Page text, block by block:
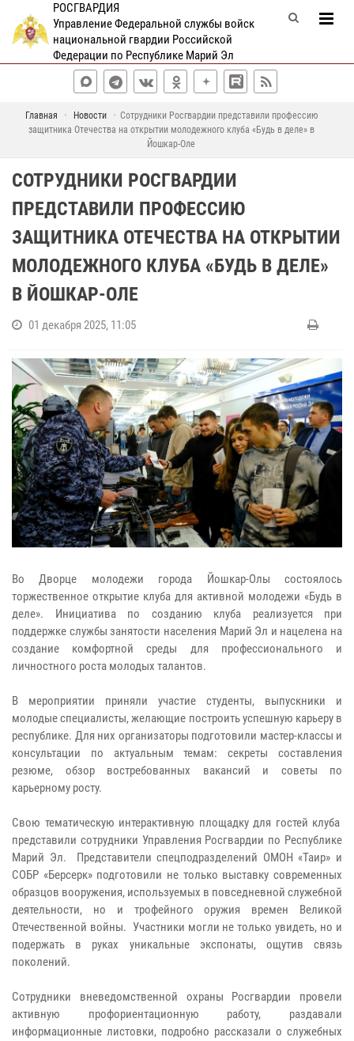
РОСГВАРДИЯ
Управление Федеральной службы войск
национальной гвардии Российской
Федерации по Республике Марий Эл
Главная Новости
Сотрудники Росгвардии представили профессию
защитника Отечества на открытии молодежного клуба «Будь в деле» в
Йошкар-Оле
СОТРУДНИКИ РОСГВАРДИИ
ПРЕДСТАВИЛИ ПРОФЕССИЮ
ЗАЩИТНИКА ОТЕЧЕСТВА НА ОТКРЫТИИ
МОЛОДЕЖНОГО КЛУБА «БУДЬ В ДЕЛЕ»
В ЙОШКАР-ОЛЕ
01 декабря 2025, 11:05
Во Дворце молодежи города Йошкар-Олы состоялось
торжественное открытие клуба для активной молодежи «Будь в
деле». Инициатива по созданию клуба реализуется при
поддержке службы занятости населения Марий Эл и нацелена на
создание комфортной среды для профессионального и
личностного роста молодых талантов.
В мероприятии приняли участие студенты, выпускники и
молодые специалисты, желающие построить успешную карьеру в
республике. Для них организаторы подготовили мастер-классы и
консультации по актуальным темам: секреты составления
резюме, обзор востребованных вакансий и советы по
карьерному росту.
Свою тематическую интерактивную площадку для гостей клуба
представили сотрудники Управления Росгвардии по Республике
Марий Эл. Представители спецподразделений ОМОН «Таир» и
СОБР «Берсерк» подготовили не только выставку современных
образцов вооружения, используемых в повседневной служебной
деятельности, но и трофейного оружия времен Великой
Отечественной войны. Участники могли не только увидеть, но и
подержать в руках уникальные экспонаты, ощутив связь
поколений.
Сотрудники вневедомственной охраны Росгвардии провели
активную профориентационную работу, раздавали
информационные листовки, подробно рассказали о служебных